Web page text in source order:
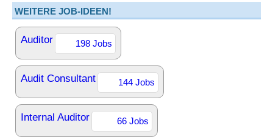
WEITERE JOB-IDEEN!
Auditor 198 Jobs
Audit Consultant 144 Jobs
Internal Auditor 66 Jobs